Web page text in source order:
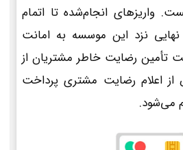
واریزهای انجام‌شده تا اتمام
نهایی نزد این موسسه به امانت
تأمین رضایت خاطر مشتریان از
از اعلام رضایت مشتری پرداخت
می‌شود.